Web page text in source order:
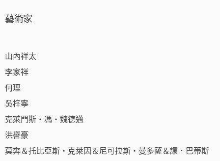
藝術家
山內祥太
李家祥
何理
吳梓寧
克萊門斯・馮・魏德邁
洪譽豪
莫奔＆托比亞斯・克萊因＆尼可拉斯・曼多薩＆讓．巴蒂斯